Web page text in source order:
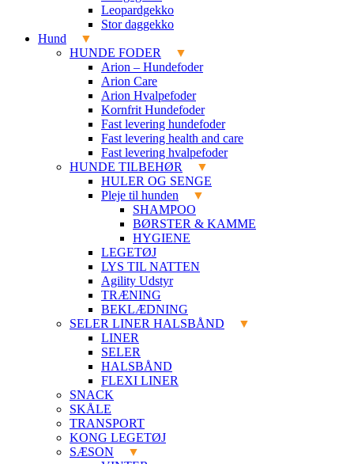
Leopardgekko
Stor daggekko
Hund
HUNDE FODER
Arion – Hundefoder
Arion Care
Arion Hvalpefoder
Kornfrit Hundefoder
Fast levering hundefoder
Fast levering health and care
Fast levering hvalpefoder
HUNDE TILBEHØR
HULER OG SENGE
Pleje til hunden
SHAMPOO
BØRSTER & KAMME
HYGIENE
LEGETØJ
LYS TIL NATTEN
Agility Udstyr
TRÆNING
BEKLÆDNING
SELER LINER HALSBÅND
LINER
SELER
HALSBÅND
FLEXI LINER
SNACK
SKÅLE
TRANSPORT
KONG LEGETØJ
SÆSON